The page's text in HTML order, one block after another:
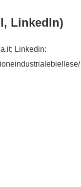
LinkedIn)
Linkedin: